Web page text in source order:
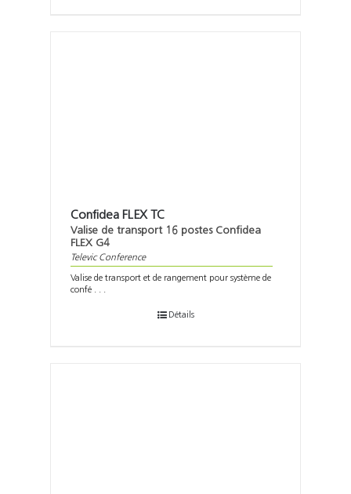
Confidea FLEX TC
Valise de transport 16 postes Confidea
FLEX G4
Televic Conference
Valise de transport et de rangement pour système de
confé . . .
Détails